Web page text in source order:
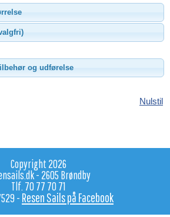
og udførelse
Nulstil
Copyright 2026
- 2605 Brøndby
Tlf. 70 77 70 71
- Resen Sails på Facebook